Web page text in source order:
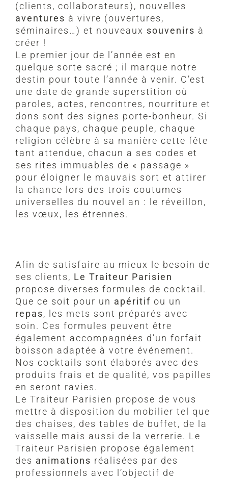
(clients, collaborateurs), nouvelles
aventures à vivre (ouvertures,
séminaires…) et nouveaux souvenirs à
créer !
Le premier jour de l’année est en
quelque sorte sacré ; il marque notre
destin pour toute l’année à venir. C’est
une date de grande superstition où
paroles, actes, rencontres, nourriture et
dons sont des signes porte-bonheur. Si
chaque pays, chaque peuple, chaque
religion célèbre à sa manière cette fête
tant attendue, chacun a ses codes et
ses rites immuables de « passage »
pour éloigner le mauvais sort et attirer
la chance lors des trois coutumes
universelles du nouvel an : le réveillon,
les vœux, les étrennes.
Afin de satisfaire au mieux le besoin de
ses clients, Le Traiteur Parisien
propose diverses formules de cocktail.
Que ce soit pour un apéritif ou un
repas, les mets sont préparés avec
soin. Ces formules peuvent être
également accompagnées d’un forfait
boisson adaptée à votre événement.
Nos cocktails sont élaborés avec des
produits frais et de qualité, vos papilles
en seront ravies.
Le Traiteur Parisien propose de vous
mettre à disposition du mobilier tel que
des chaises, des tables de buffet, de la
vaisselle mais aussi de la verrerie. Le
Traiteur Parisien propose également
des animations réalisées par des
professionnels avec l’objectif de